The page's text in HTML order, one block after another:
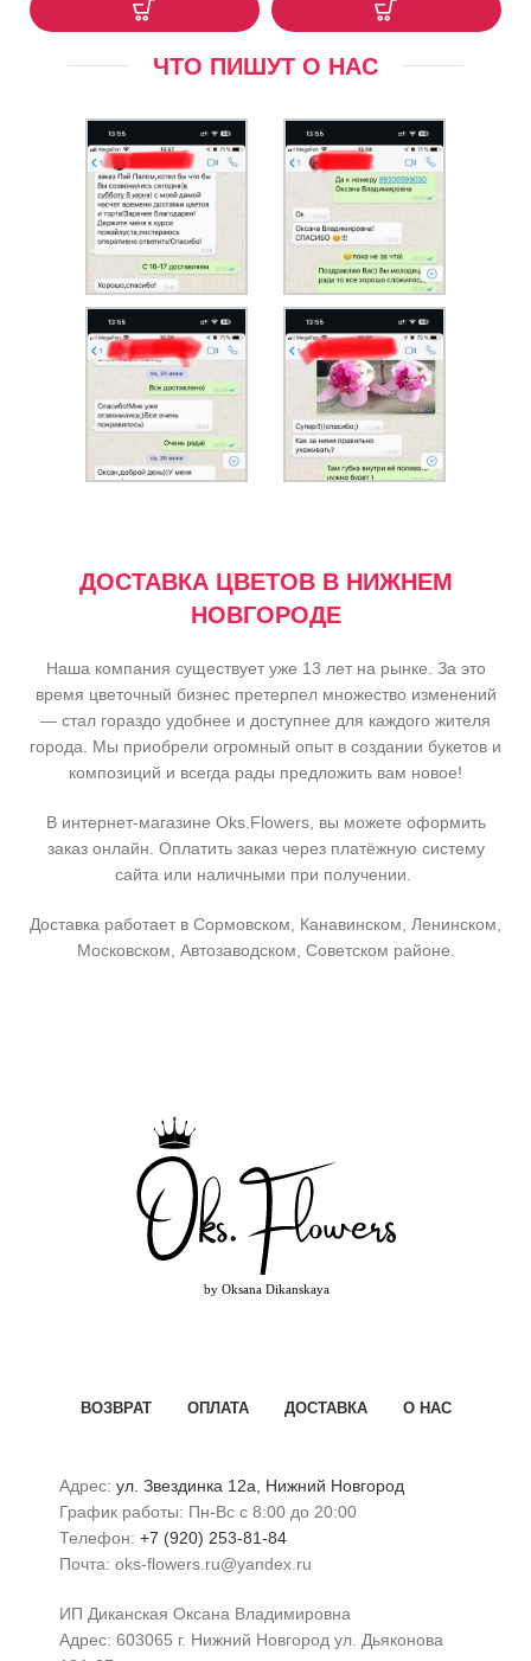
ЧТО ПИШУТ О НАС
ДОСТАВКА ЦВЕТОВ В НИЖНЕМ
НОВГОРОДЕ
Наша компания существует уже 13 лет на рынке. За это
время цветочный бизнес претерпел множество изменений
— стал гораздо удобнее и доступнее для каждого жителя
города. Мы приобрели огромный опыт в создании букетов и
композиций и всегда рады предложить вам новое!
В интернет-магазине Oks.Flowers, вы можете оформить
заказ онлайн. Оплатить заказ через платёжную систему
сайта или наличными при получении.
Доставка работает в Сормовском, Канавинском, Ленинском,
Московском, Автозаводском, Советском районе.
ВОЗВРАТ ОПЛАТА ДОСТАВКА О НАС
Адрес: ул. Звездинка 12а, Нижний Новгород
График работы: Пн-Вс с 8:00 до 20:00
Телефон: +7 (920) 253-81-84
Почта: oks-flowers.ru@yandex.ru
ИП Диканская Оксана Владимировна
Адрес: 603065 г. Нижний Новгород ул. Дьяконова